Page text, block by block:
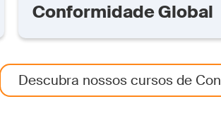
Conformidade Global
Descubra nossos cursos de